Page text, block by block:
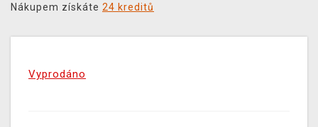
Nákupem získáte 24 kreditů
Vyprodáno